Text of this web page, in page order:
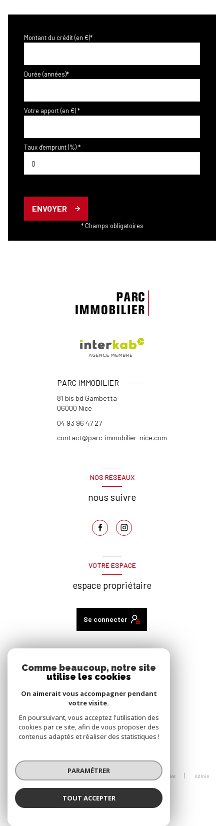
Montant du crédit (en €)*
Durée (années)*
Votre apport (en €) *
Taux d'emprunt (%) *
ENVOYER
* Champs obligatoires
PARC IMMOBILIER
81 bis bd Gambetta
06000 Nice
04 93 96 47 27
contact@parc-immobilier-nice.com
NOS RÉSEAUX
nous suivre
VOTRE ESPACE
espace propriétaire
Se connecter
nous adhérons
© 2026 | Tous droits réservés
Mentions légales
Admin
Comme beaucoup, notre site
utilise les cookies
On aimerait vous accompagner pendant
votre visite.
En poursuivant, vous acceptez l'utilisation des
cookies par ce site, afin de vous proposer des
contenus adaptés et réaliser des statistiques !
PARAMÉTRER
TOUT ACCEPTER